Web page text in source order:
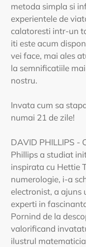
metoda simpla si
experientele de
calatoresti intr-un
iti este acum
vei face, mai ales
la semnificatiile
nostru.
Invata cum sa
numai 21 de zile!
DAVID PHILLIPS -
Phillips a studiat
inspirata cu Hettie
numerologie, i-a
electronist, a ajuns
experti in
Pornind de la
valorificand
ilustrul